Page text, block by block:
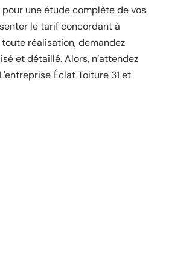
une étude complète de vos
le tarif concordant à
réalisation, demandez
et détaillé. Alors, n’attendez
Éclat Toiture 31 et